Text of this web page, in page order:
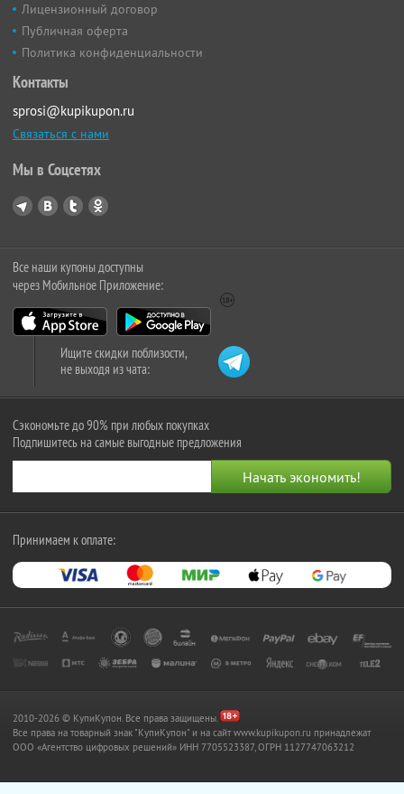
Лицензионный договор
Публичная оферта
Политика конфиденциальности
Контакты
sprosi@kupikupon.ru
Связаться с нами
Мы в Соцсетях
Все наши купоны доступны
через Мобильное Приложение:
Ищите скидки поблизости,
не выходя из чата:
Сэкономьте до 90% при любых покупках
Подпишитесь на самые выгодные предложения
Принимаем к оплате:
2010-2026 © КупиКупон. Все права защищены.
Все права на товарный знак "КупиКупон" и на сайт www.kupikupon.ru принадлежат
OOO «Агентство цифровых решений» ИНН 7705523387, ОГРН 1127747063212